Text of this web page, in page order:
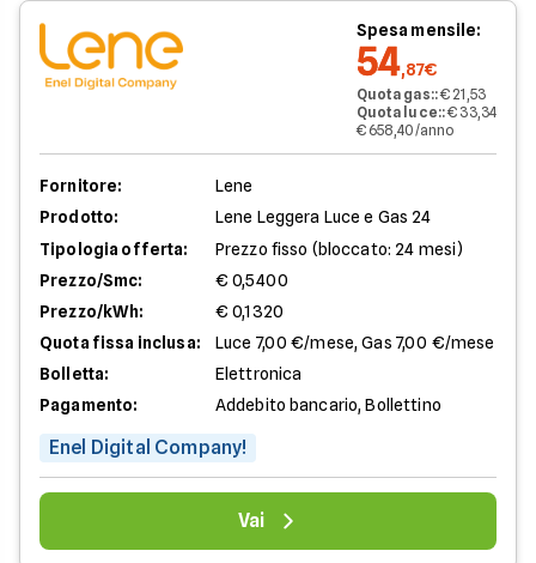
Spesa mensile:
54,87€
Quota gas::€ 21,53
Quota luce::€ 33,34
€ 658,40/anno
Fornitore:
Lene
Prodotto:
Lene Leggera Luce e Gas 24
Tipologia offerta:
Prezzo fisso (bloccato: 24 mesi)
Prezzo/Smc:
€ 0,5400
Prezzo/kWh:
€ 0,1320
Quota fissa inclusa:
Luce 7,00 €/mese, Gas 7,00 €/mese
Bolletta:
Elettronica
Pagamento:
Addebito bancario, Bollettino
Enel Digital Company!
Vai